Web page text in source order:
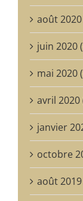
août 2020
juin 2020
mai 2020
avril 2020
janvier
octobre
août 2019